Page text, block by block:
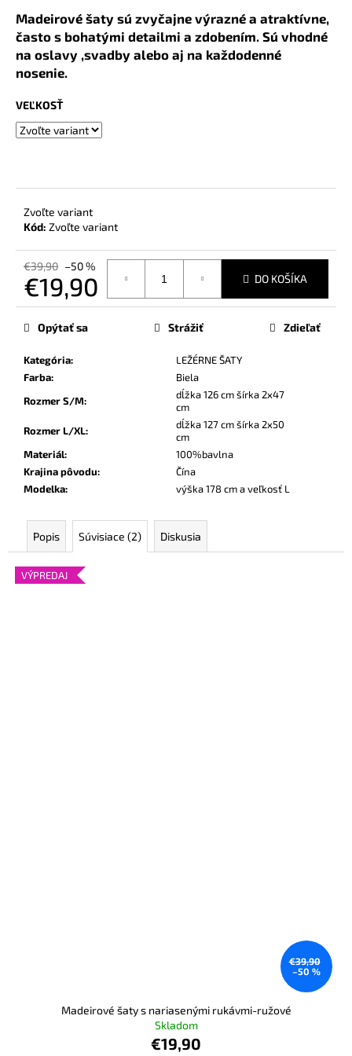
Madeirové šaty sú zvyčajne výrazné a atraktívne,
často s bohatými detailmi a zdobením. Sú vhodné
na oslavy ,svadby alebo aj na každodenné
nosenie.
VEĽKOSŤ
Zvoľte variant
Kód: Zvoľte variant
€39,90 –50 %
€19,90
Jednotková
DO KOŠÍKA
Kategória:
LEŽÉRNE ŠATY
Farba:
Biela
Rozmer S/M:
dĺžka 126 cm šírka 2x47
cm
Rozmer L/XL:
dĺžka 127 cm šírka 2x50
cm
Materiál:
100%bavlna
Krajina pôvodu:
Čína
Modelka: výška 178 cm a veľkosť L
Opýtať sa Strážiť Zdieľať
Popis Súvisiace (2) Diskusia
VÝPREDAJ
€39,90
–50 %
Madeirové šaty s nariasenými rukávmi-ružové
Skladom
€19,90
a
m
e